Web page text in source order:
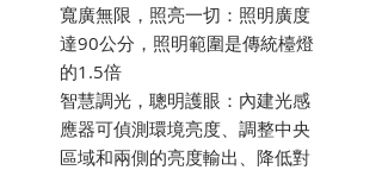
寬廣無限，照亮一切：照明廣度
達90公分，照明範圍是傳統檯燈
的1.5倍
智慧調光，聰明護眼：內建光感
應器可偵測環境亮度、調整中央
區域和兩側的亮度輸出、降低對